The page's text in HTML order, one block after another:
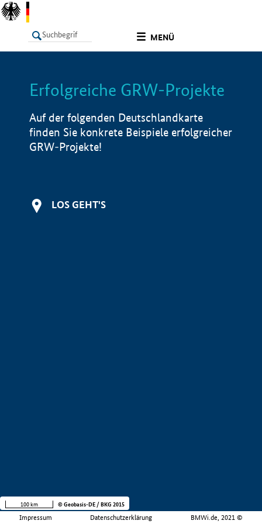
MENÜ
LISTE Info
Erfolgreiche GRW-Projekte
Auf der folgenden Deutschlandkarte
finden Sie konkrete Beispiele erfolgreicher
GRW-Projekte!
LOS GEHT'S
Impressum Datenschutzerklärung BMWi.de, 2021 ©
100 km © Geobasis-DE / BKG 2015